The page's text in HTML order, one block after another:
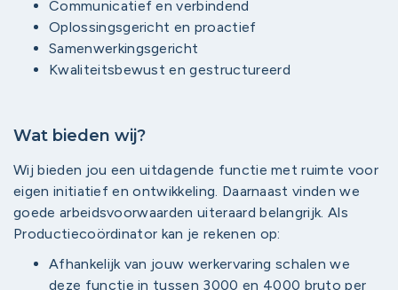
Communicatief en verbindend
Oplossingsgericht en proactief
Samenwerkingsgericht
Kwaliteitsbewust en gestructureerd
Wat bieden wij?
Wij bieden jou een uitdagende functie met ruimte voor
eigen initiatief en ontwikkeling. Daarnaast vinden we
goede arbeidsvoorwaarden uiteraard belangrijk. Als
Productiecoördinator kan je rekenen op:
Afhankelijk van jouw werkervaring schalen we
deze functie in tussen 3000 en 4000 bruto per